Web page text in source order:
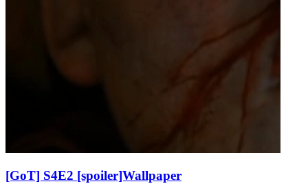
[GoT] S4E2 [spoiler]Wallpaper